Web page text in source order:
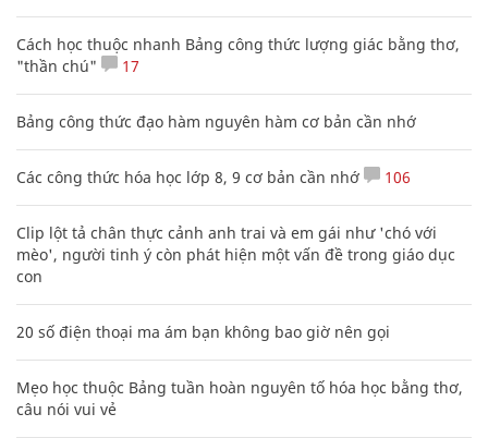
Cách học thuộc nhanh Bảng công thức lượng giác bằng thơ,
"thần chú"
17
Bảng công thức đạo hàm nguyên hàm cơ bản cần nhớ
Các công thức hóa học lớp 8, 9 cơ bản cần nhớ 106
Clip lột tả chân thực cảnh anh trai và em gái như 'chó với
mèo', người tinh ý còn phát hiện một vấn đề trong giáo dục
con
20 số điện thoại ma ám bạn không bao giờ nên gọi
Mẹo học thuộc Bảng tuần hoàn nguyên tố hóa học bằng thơ,
câu nói vui vẻ